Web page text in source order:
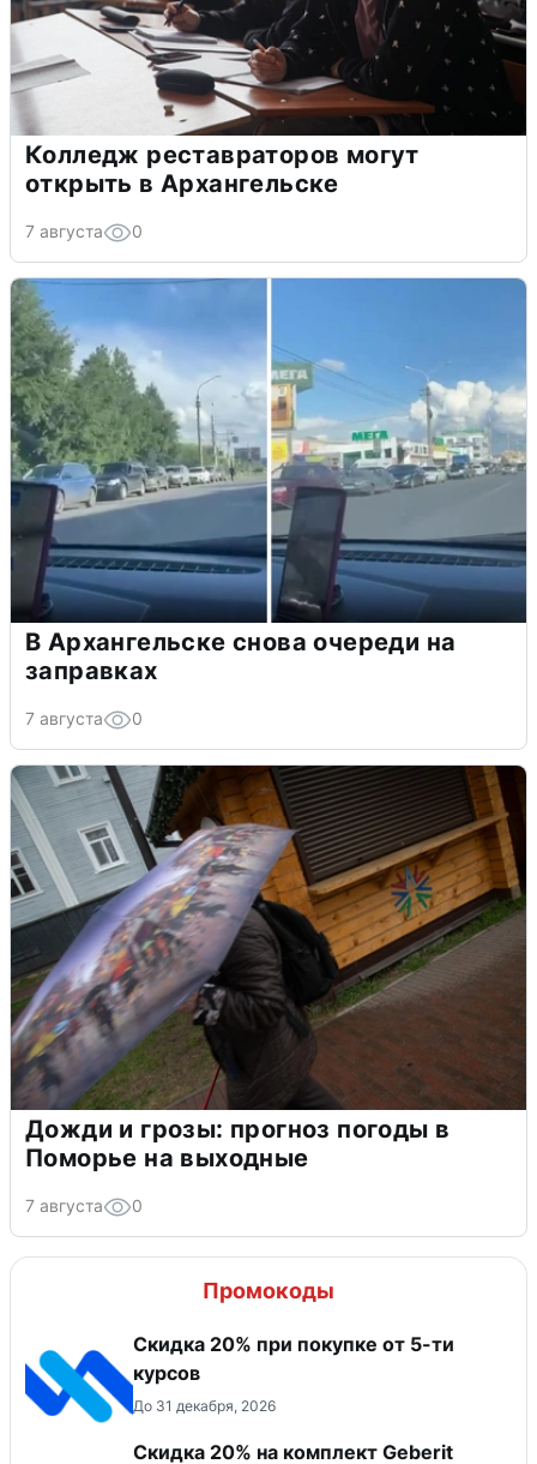
Колледж реставраторов могут
открыть в Архангельске
7 августа 0
В Архангельске снова очереди на
заправках
7 августа 0
Дожди и грозы: прогноз погоды в
Поморье на выходные
7 августа 0
Промокоды
Скидка 20% при покупке от 5-ти
курсов
До 31 декабря, 2026
Скидка 20% на комплект Geberit